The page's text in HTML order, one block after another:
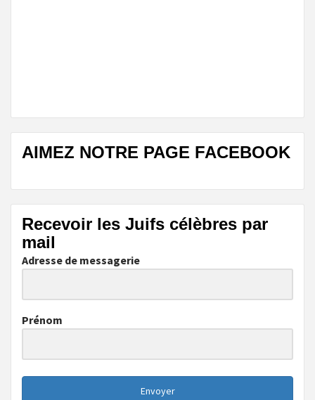
AIMEZ NOTRE PAGE FACEBOOK
Recevoir les Juifs célèbres par
mail
Adresse de messagerie
Prénom
Envoyer